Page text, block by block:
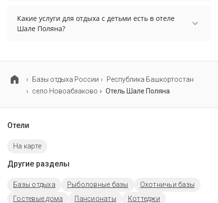
запрещено.
Какие услуги для отдыха с детьми есть в отеле
Шале Поляна?
Базы отдыха России
Республика Башкортостан
село Новоабзаково
Отель Шале Поляна
Отели
На карте
Другие разделы
Базы отдыха Рыболовные базы
Охотничьи базы
Гостевые дома
Пансионаты
Коттеджи